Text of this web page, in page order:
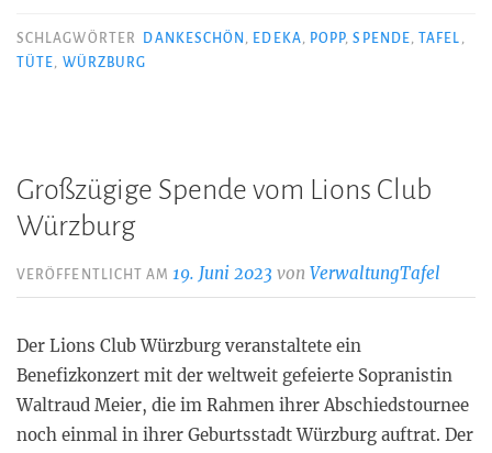
SCHLAGWÖRTER DANKESCHÖN , EDEKA, POPP,SPENDE, TAFEL ,
TÜTE, WÜRZBURG
Großzügige Spende vom Lions Club
Würzburg
VERÖFFENTLICHT AM19. Juni 2023 vonVerwaltungTafel
Der Lions Club Würzburg veranstaltete ein
Benefizkonzert mit der weltweit gefeierte Sopranistin
Waltraud Meier, die im Rahmen ihrer Abschiedstournee
noch einmal in ihrer Geburtsstadt Würzburg auftrat. Der